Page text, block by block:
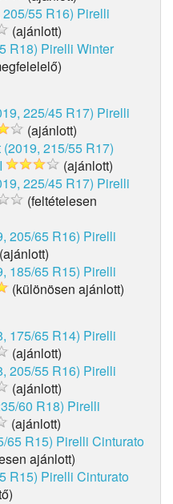
55 R16) Pirelli
(ajánlott)
R18) Pirelli Winter
225/45 R17) Pirelli
(ajánlott)
215/55 R17)
(ajánlott)
225/45 R17) Pirelli
(feltételesen
205/65 R16) Pirelli
(ajánlott)
185/65 R15) Pirelli
(különösen ajánlott)
175/65 R14) Pirelli
(ajánlott)
205/55 R16) Pirelli
(ajánlott)
60 R18) Pirelli
(ajánlott)
65 R15) Pirelli Cinturato
ajánlott)
R15) Pirelli Cinturato